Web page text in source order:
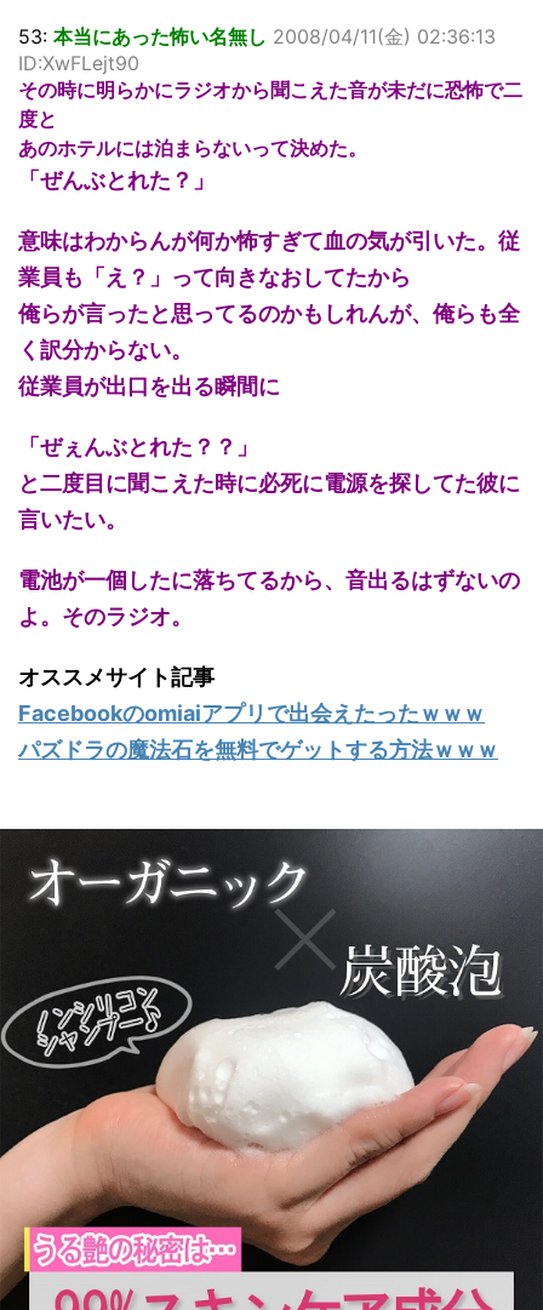
53: 本当にあった怖い名無し 2008/04/11(金) 02:36:13
ID:XwFLejt90
その時に明らかにラジオから聞こえた音が未だに恐怖で二
度と
あのホテルには泊まらないって決めた。
「ぜんぶとれた？」
意味はわからんが何か怖すぎて血の気が引いた。従
業員も「え？」って向きなおしてたから
俺らが言ったと思ってるのかもしれんが、俺らも全
く訳分からない。
従業員が出口を出る瞬間に
「ぜぇんぶとれた？？」
と二度目に聞こえた時に必死に電源を探してた彼に
言いたい。
電池が一個したに落ちてるから、音出るはずないの
よ。そのラジオ。
オススメサイト記事
Facebookのomiaiアプリで出会えたったｗｗｗ
パズドラの魔法石を無料でゲットする方法ｗｗｗ